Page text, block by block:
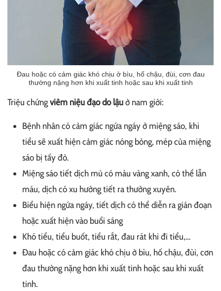
Đau hoặc có cảm giác khó chịu ở bìu, hố chậu, đùi, cơn đau
thường nặng hơn khi xuất tinh hoặc sau khi xuất tinh
Triệu chứngviêm niệu đạo do lậuở nam giới:
Bệnh nhân có cảm giác ngứa ngáy ở miệng sáo, khi
tiểu sẽ xuất hiện cảm giác nóng bỏng, mép của miệng
sáo bị tấy đỏ.
Miệng sáo tiết dịch mủ có màu vàng xanh, có thể lẫn
máu, dịch có xu hướng tiết ra thường xuyên.
Biểu hiện ngứa ngáy, tiết dịch có thể diễn ra gián đoạn
hoặc xuất hiện vào buổi sáng
Khó tiểu, tiểu buốt, tiểu rắt, đau rát khi đi tiểu,…
Đau hoặc có cảm giác khó chịu ở bìu, hố chậu, đùi, cơn
đau thường nặng hơn khi xuất tinh hoặc sau khi xuất
tinh.